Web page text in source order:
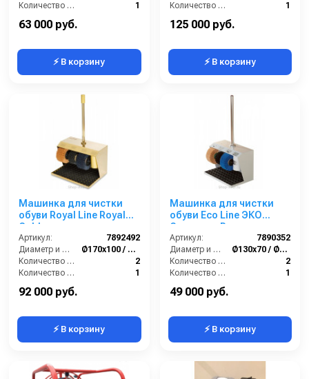
Количество щёток предварительной очистки (шт):
1
Мощность (Вт):
63 000 руб.
⚡ В корзину
Количество щёток предварительной очистки (шт):
1
125 000 руб.
⚡ В корзину
Машинка для чистки
обуви Royal Line Royal
Gold
Артикул:
7892492
Диаметр и ширина щёток (мм):
Ø170х100 / Ø210х100
Количество щёток полировки (шт):
2
Количество щёток предварительной очистки (шт):
1
92 000 руб.
⚡ В корзину
Машинка для чистки
обуви Eco Line ЭКО
Стандарт Р
Артикул:
7890352
Диаметр и ширина щёток (мм):
Ø130х70 / Ø170х70 мм
Количество щёток полировки (шт):
2
Количество щёток предварительной очистки (шт):
1
49 000 руб.
⚡ В корзину